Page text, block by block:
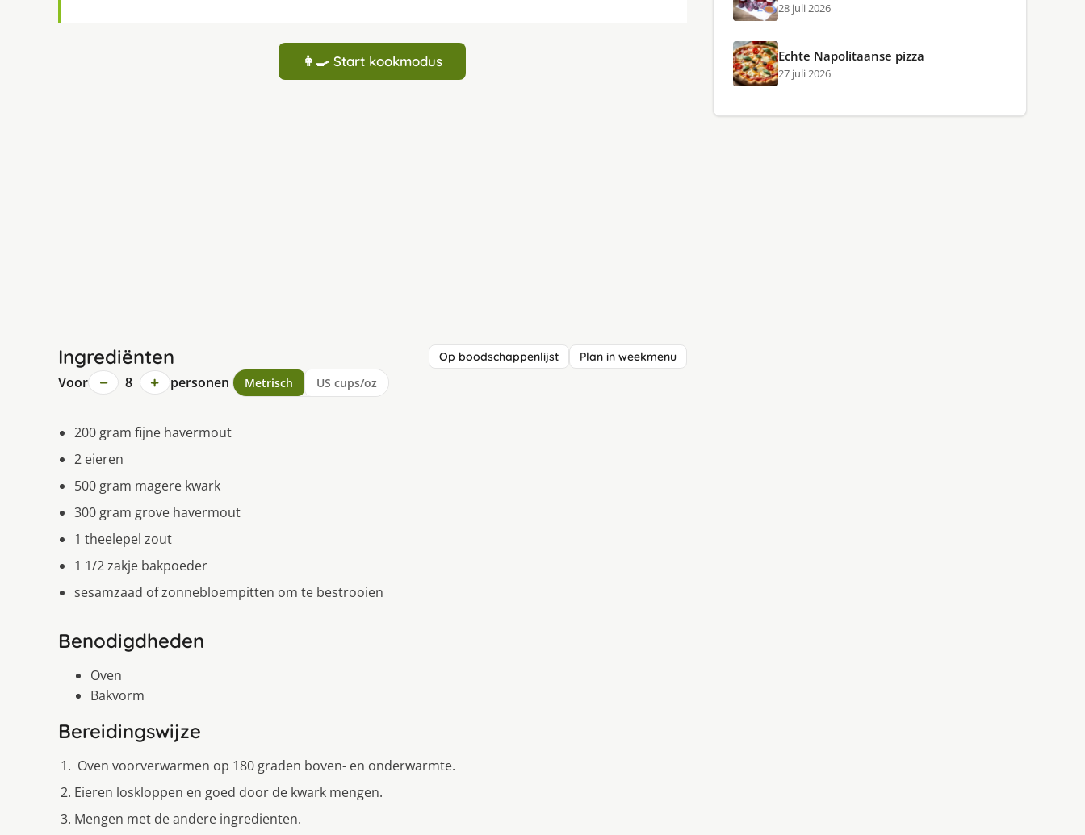
👩‍🍳 Start kookmodus
Ingrediënten Op boodschappenlijst Plan in weekmenu
Voor − 8 + personen Metrisch US cups/oz
200 gram fijne havermout
2 eieren
500 gram magere kwark
300 gram grove havermout
1 theelepel zout
1 1/2 zakje bakpoeder
sesamzaad of zonnebloempitten om te bestrooien
Benodigdheden
Oven
Bakvorm
Bereidingswijze
Oven voorverwarmen op 180 graden boven- en onderwarmte.
Eieren loskloppen en goed door de kwark mengen.
Mengen met de andere ingredienten.
28 juli 2026
Echte Napolitaanse pizza
27 juli 2026